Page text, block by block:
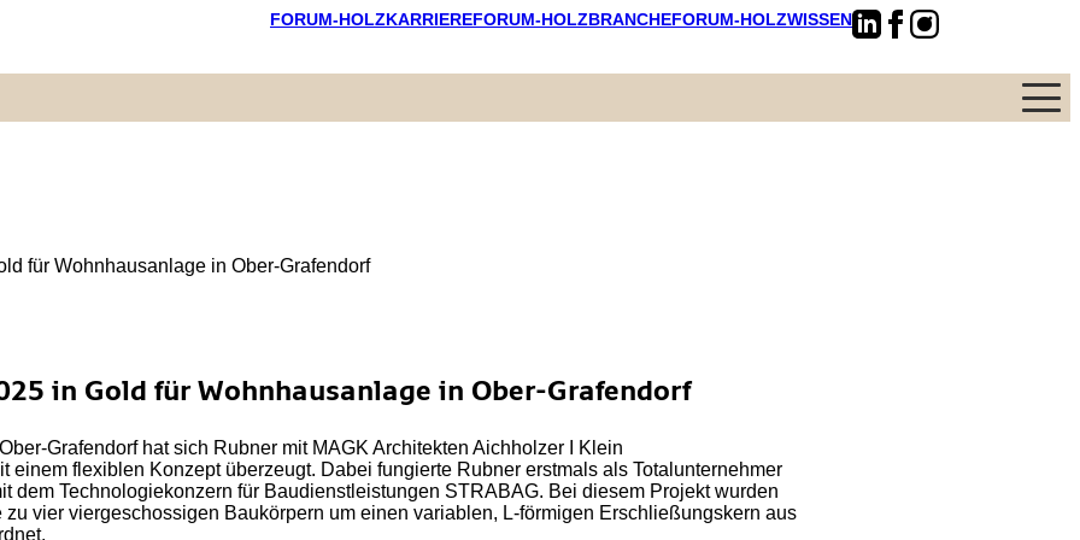
FORUM-HOLZKARRIEREFORUM-HOLZBRANCHEFORUM-HOLZWISSEN
Menü
in Gold für Wohnhausanlage in Ober-Grafendorf
Grafendorf hat sich Rubner mit MAGK Architekten Aichholzer I Klein
einem flexiblen Konzept überzeugt. Dabei fungierte Rubner erstmals als Totalunternehmer
dem Technologiekonzern für Baudienstleistungen STRABAG. Bei diesem Projekt wurden
vier viergeschossigen Baukörpern um einen variablen, L-förmigen Erschließungskern aus